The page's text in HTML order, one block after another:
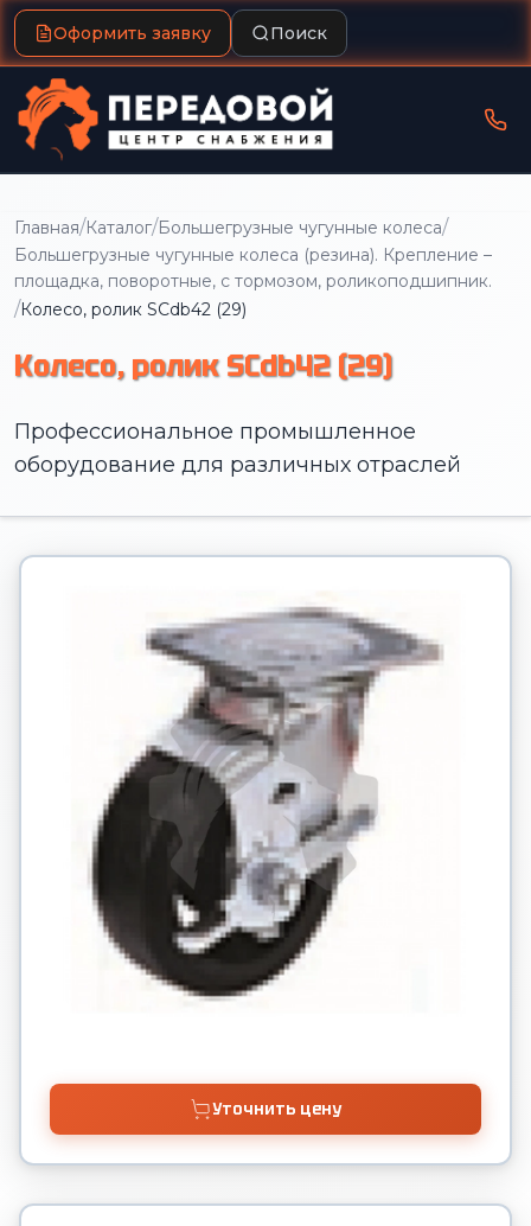
Оформить заявку Поиск
Главная/Каталог/Большегрузные чугунные колеса/
Большегрузные чугунные колеса (резина). Крепление –
площадка, поворотные, с тормозом, роликоподшипник.
/Колесо, ролик SCdb42 (29)
Колесо, ролик SCdb42 (29)
Профессиональное промышленное
оборудование для различных отраслей
Уточнить цену